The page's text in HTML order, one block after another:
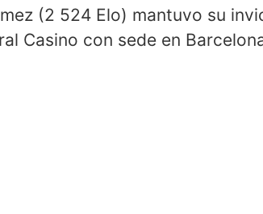
(2 524 Elo) mantuvo su
Casino con sede en